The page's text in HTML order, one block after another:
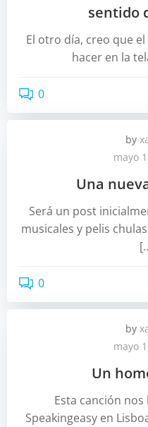
sentido
El otro día, creo que
hacer en la
0
by
mayo
Una
Será un post
musicales y pelis
0
by
mayo
Un
Esta canción
Speakingeasy en